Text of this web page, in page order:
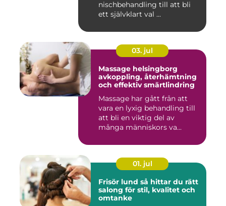
nischbehandling till att bli
ett självklart val ...
03. jul
Massage helsingborg
avkoppling, återhämtning
och effektiv smärtlindring
Massage har gått från att
vara en lyxig behandling till
att bli en viktig del av
många människors va...
01. jul
Frisör lund så hittar du rätt
salong för stil, kvalitet och
omtanke